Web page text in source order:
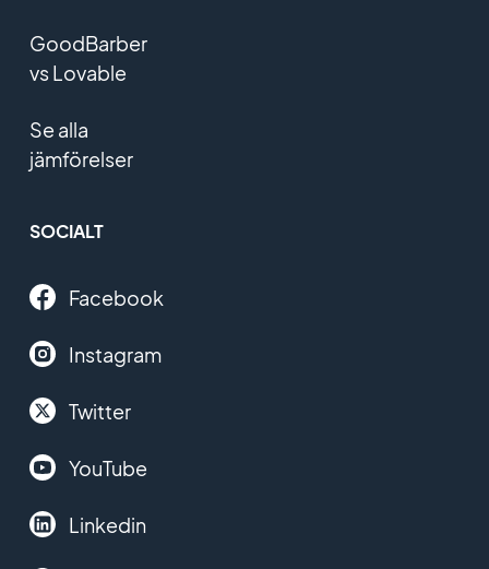
GoodBarber
vs Lovable
Se alla
jämförelser
SOCIALT
Facebook
Instagram
Twitter
YouTube
Linkedin